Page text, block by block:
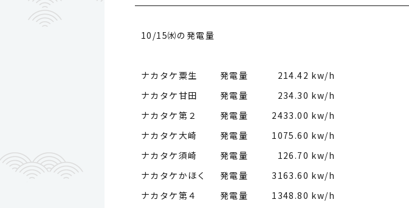
10/15㈬の発電量
ナカタケ粟生 発電量
214.42 kw/h
ナカタケ甘田 発電量
234.30 kw/h
ナカタケ第２ 発電量
2433.00 kw/h
ナカタケ大崎 発電量
1075.60 kw/h
ナカタケ須崎 発電量
126.70 kw/h
ナカタケかほく 発電量
3163.60 kw/h
ナカタケ第４ 発電量
1348.80 kw/h